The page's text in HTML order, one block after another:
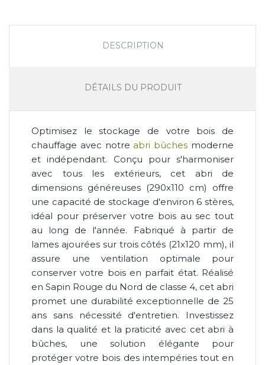
DESCRIPTION
DÉTAILS DU PRODUIT
Optimisez le stockage de votre bois de
chauffage avec notre abri bûches moderne
et indépendant. Conçu pour s'harmoniser
avec tous les extérieurs, cet abri de
dimensions généreuses (290x110 cm) offre
une capacité de stockage d'environ 6 stères,
idéal pour préserver votre bois au sec tout
au long de l'année. Fabriqué à partir de
lames ajourées sur trois côtés (21x120 mm), il
assure une ventilation optimale pour
conserver votre bois en parfait état. Réalisé
en Sapin Rouge du Nord de classe 4, cet abri
promet une durabilité exceptionnelle de 25
ans sans nécessité d'entretien. Investissez
dans la qualité et la praticité avec cet abri à
bûches, une solution élégante pour
protéger votre bois des intempéries tout en